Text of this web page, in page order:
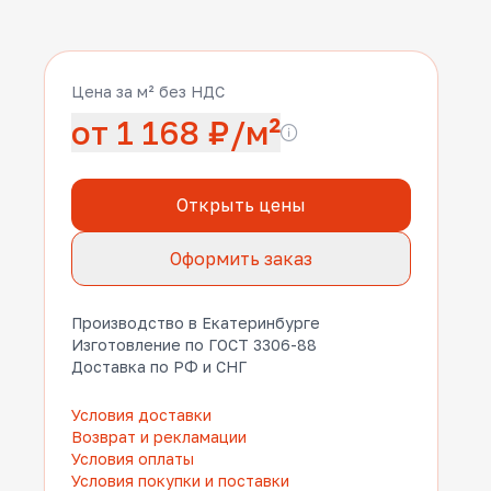
Цена за м² без НДС
от 1 168 ₽/м²
Открыть цены
Оформить заказ
Производство в Екатеринбурге
Изготовление по ГОСТ 3306-88
Доставка по РФ и СНГ
Условия доставки
Возврат и рекламации
Условия оплаты
Условия покупки и поставки